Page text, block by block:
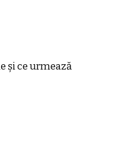
și ce urmează